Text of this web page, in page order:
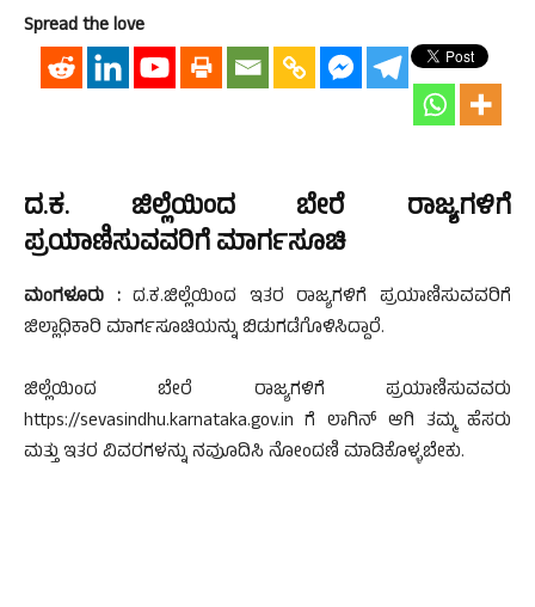
Spread the love
ದ.ಕ. ಜಿಲ್ಲೆಯಿಂದ ಬೇರೆ ರಾಜ್ಯಗಳಿಗೆ
ಪ್ರಯಾಣಿಸುವವರಿಗೆ ಮಾರ್ಗಸೂಚಿ
ಮಂಗಳೂರು :ದ.ಕ.ಜಿಲ್ಲೆಯಿಂದ ಇತರ ರಾಜ್ಯಗಳಿಗೆ ಪ್ರಯಾಣಿಸುವವರಿಗೆ
ಜಿಲ್ಲಾಧಿಕಾರಿ ಮಾರ್ಗಸೂಚಿಯನ್ನು ಬಿಡುಗಡೆಗೊಳಿಸಿದ್ದಾರೆ.
ಜಿಲ್ಲೆಯಿಂದ ಬೇರೆ ರಾಜ್ಯಗಳಿಗೆ ಪ್ರಯಾಣಿಸುವವರು
https://sevasindhu.karnataka.gov.in ಗೆ ಲಾಗಿನ್ ಆಗಿ ತಮ್ಮ ಹೆಸರು
ಮತ್ತು ಇತರ ವಿವರಗಳನ್ನು ನವುೂದಿಸಿ ನೋಂದಣಿ ಮಾಡಿಕೊಳ್ಳಬೇಕು.